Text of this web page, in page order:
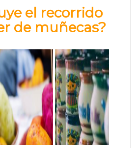
el recorrido
de muñecas?